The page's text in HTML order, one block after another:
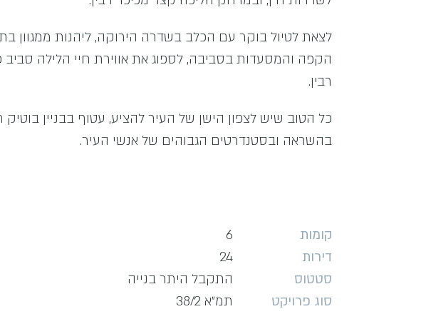
לצאת לטיול בוקר עם הכלב בשדרה הירוקה, ליהנות ממגוון
הקפה והמסעדות בסביבה, לספוג את אווירת חיי הלילה סביב
רבין.
כל הטוב שיש לצפון הישן של העיר להציע, עטוף בבניין
בהשראה ובסטנדרטים הגבוהים של אנשי העיר.
קומות
דירות
24
סטטוס
התקבל היתר בנייה
סוג פרויקט
תמ״א 38/2